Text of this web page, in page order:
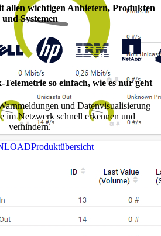
allen wichtigen Anbietern, Produkten
und Systemen
so einfach, wie es nur geht
und Datenvisualisierung
im Netzwerk schnell erkennen und
verhindern.
Produktübersicht